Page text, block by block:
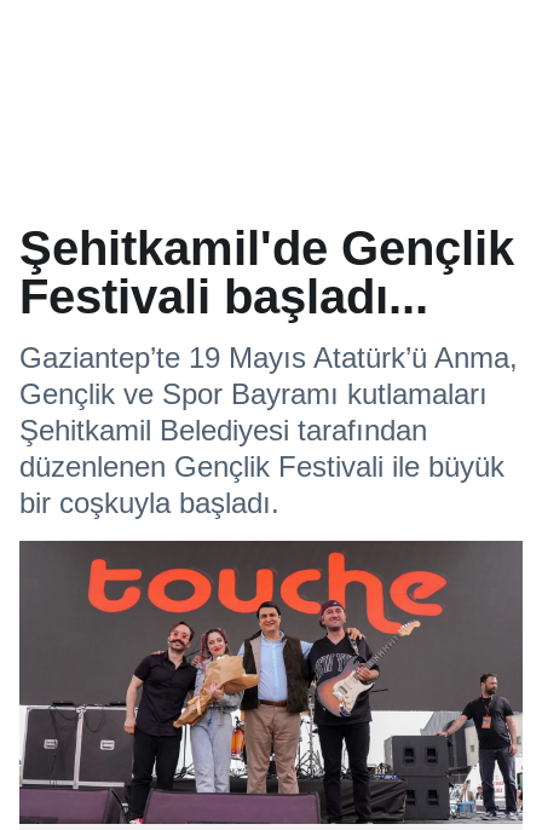
Şehitkamil'de Gençlik
Festivali başladı...
Gaziantep’te 19 Mayıs Atatürk’ü Anma,
Gençlik ve Spor Bayramı kutlamaları
Şehitkamil Belediyesi tarafından
düzenlenen Gençlik Festivali ile büyük
bir coşkuyla başladı.